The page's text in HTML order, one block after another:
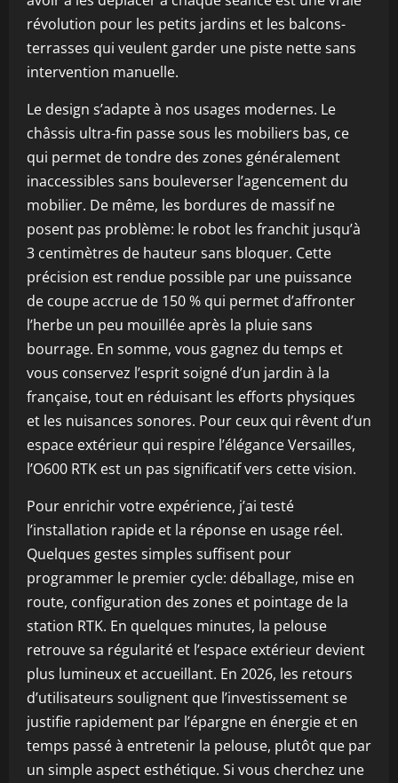
révolution pour les petits jardins et les balcons-
terrasses qui veulent garder une piste nette sans
intervention manuelle.
Le design s’adapte à nos usages modernes. Le
châssis ultra-fin passe sous les mobiliers bas, ce
qui permet de tondre des zones généralement
inaccessibles sans bouleverser l’agencement du
mobilier. De même, les bordures de massif ne
posent pas problème: le robot les franchit jusqu’à
3 centimètres de hauteur sans bloquer. Cette
précision est rendue possible par une puissance
de coupe accrue de 150 % qui permet d’affronter
l’herbe un peu mouillée après la pluie sans
bourrage. En somme, vous gagnez du temps et
vous conservez l’esprit soigné d’un jardin à la
française, tout en réduisant les efforts physiques
et les nuisances sonores. Pour ceux qui rêvent d’un
espace extérieur qui respire l’élégance Versailles,
l’O600 RTK est un pas significatif vers cette vision.
Pour enrichir votre expérience, j’ai testé
l’installation rapide et la réponse en usage réel.
Quelques gestes simples suffisent pour
programmer le premier cycle: déballage, mise en
route, configuration des zones et pointage de la
station RTK. En quelques minutes, la pelouse
retrouve sa régularité et l’espace extérieur devient
plus lumineux et accueillant. En 2026, les retours
d’utilisateurs soulignent que l’investissement se
justifie rapidement par l’épargne en énergie et en
temps passé à entretenir la pelouse, plutôt que par
un simple aspect esthétique. Si vous cherchez une